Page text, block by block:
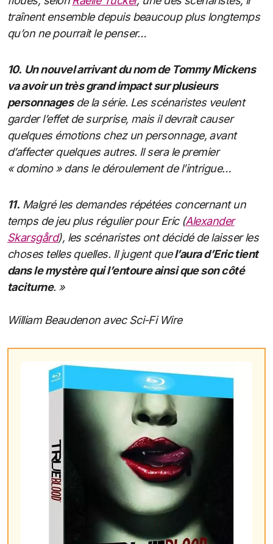
traînent ensemble depuis beaucoup plus longtemps
qu’on ne pourrait le penser…
10. Un nouvel arrivant du nom de Tommy Mickens
va avoir un très grand impact sur plusieurs
personnagesde la série. Les scénaristes veulent
garder l’effet de surprise, mais il devrait causer
quelques émotions chez un personnage, avant
d’affecter quelques autres. Il sera le premier
« domino »dans le déroulement de l’intrigue…
11. Malgré les demandes répétées concernant un
temps de jeu plus régulier pour Eric (Alexander
Skarsgård), les scénaristes ont décidé de laisser les
choses telles quelles. Il jugent quel’aura d’Eric tient
dans le mystère qui l’entoure ainsi que son côté
taciturne. »
William Beaudenon avec Sci-Fi Wire